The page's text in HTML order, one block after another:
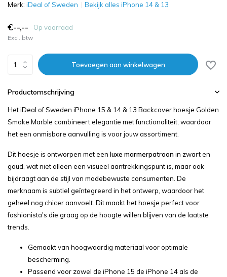
Merk: iDeal of Sweden Bekijk alles iPhone 14 & 13
€--,-- Op voorraad
Excl. btw
Toevoegen aan winkelwagen
Productomschrijving
Het iDeal of Sweden iPhone 15 & 14 & 13 Backcover hoesje Golden
Smoke Marble combineert elegantie met functionaliteit, waardoor
het een onmisbare aanvulling is voor jouw assortiment.
Dit hoesje is ontworpen met een luxe marmerpatroon in zwart en
goud, wat niet alleen een visueel aantrekkingspunt is, maar ook
bijdraagt aan de stijl van modebewuste consumenten. De
merknaam is subtiel geïntegreerd in het ontwerp, waardoor het
geheel nog chicer aanvoelt. Dit maakt het hoesje perfect voor
fashionista's die graag op de hoogte willen blijven van de laatste
trends.
Gemaakt van hoogwaardig materiaal voor optimale
bescherming.
Passend voor zowel de iPhone 15 de iPhone 14 als de